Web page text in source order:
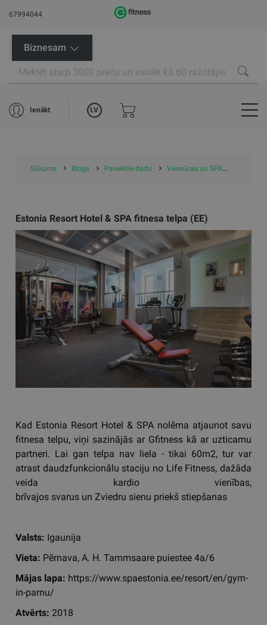
67994044
Biznesam
Ienākt LV
Sākums Blogs Paveiktie darbi Viesnīcas un SPA
Estonia Resort Hotel & SPA fitnesa telpa (EE)
Kad Estonia Resort Hotel & SPA nolēma atjaunot savu
fitnesa telpu, viņi sazinājās ar Gfitness kā ar uzticamu
partneri. Lai gan telpa nav liela - tikai 60m2, tur var
atrast daudzfunkcionālu staciju no Life Fitness, dažāda
veida kardio vienības,
brīvajos svarus un Zviedru sienu priekš stiepšanas
Valsts: Igaunija
Vieta: Pērnava, A. H. Tammsaare puiestee 4a/6
Mājas lapa: https://www.spaestonia.ee/resort/en/gym-
in-parnu/
Atvērts: 2018